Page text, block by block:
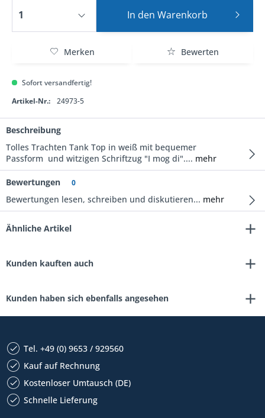
In den Warenkorb
Merken Bewerten
Sofort versandfertig!
Artikel-Nr.:
24973-5
Beschreibung
Tolles Trachten Tank Top in weiß mit bequemer
Passform und witzigen Schriftzug "I mog di".... mehr
Bewertungen 0
Bewertungen lesen, schreiben und diskutieren... mehr
Ähnliche Artikel
Kunden kauften auch
Kunden haben sich ebenfalls angesehen
Tel. +49 (0) 9653 / 929560
Kauf auf Rechnung
Kostenloser Umtausch (DE)
Schnelle Lieferung